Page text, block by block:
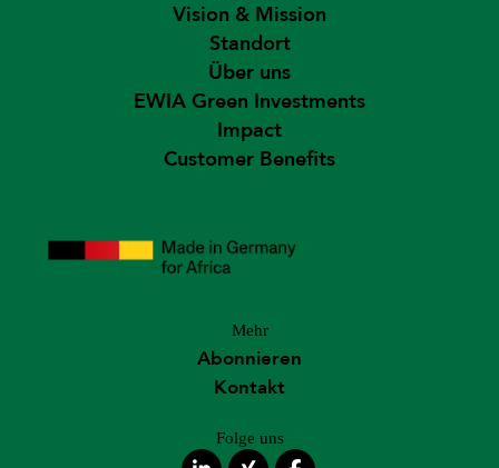
Vision & Mission
Standort
Über uns
EWIA Green Investments
Impact
Customer Benefits
Mehr
Abonnieren
Kontakt
Folge uns